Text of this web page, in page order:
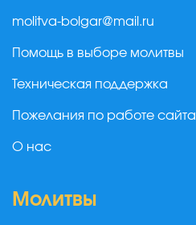
molitva-bolgar@mail.ru
Помощь в выборе молитвы
Техническая поддержка
Пожелания по работе сайта
О нас
Молитвы